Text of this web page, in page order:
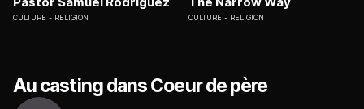
CULTURE RELIGION CULTURE RELIGION
Au casting dans Coeur de père